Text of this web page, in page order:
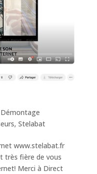
Démontage
, Stelabat
www.stelabat.fr
très fière de vous
Merci à Direct